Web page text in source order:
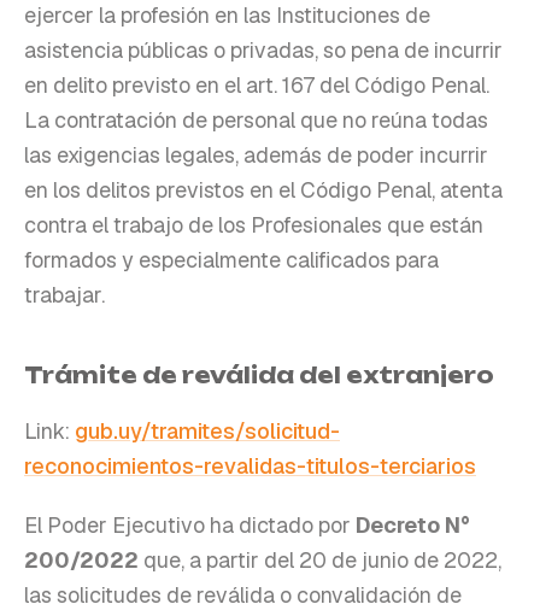
ejercer la profesión en las Instituciones de
asistencia públicas o privadas, so pena de incurrir
en delito previsto en el art. 167 del Código Penal.
La contratación de personal que no reúna todas
las exigencias legales, además de poder incurrir
en los delitos previstos en el Código Penal, atenta
contra el trabajo de los Profesionales que están
formados y especialmente calificados para
trabajar.
Trámite de reválida del extranjero
Link: gub.uy/tramites/solicitud-
reconocimientos-revalidas-titulos-terciarios
El Poder Ejecutivo ha dictado por Decreto N°
200/2022 que, a partir del 20 de junio de 2022,
las solicitudes de reválida o convalidación de